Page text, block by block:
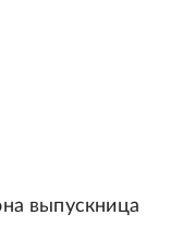
выпускница